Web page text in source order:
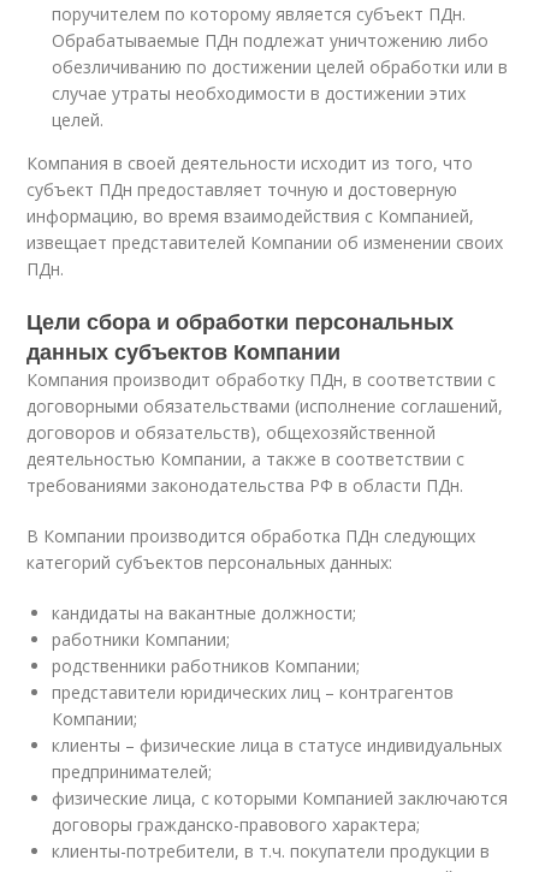
поручителем по которому является субъект ПДн.
Обрабатываемые ПДн подлежат уничтожению либо
обезличиванию по достижении целей обработки или в
случае утраты необходимости в достижении этих
целей.
Компания в своей деятельности исходит из того, что
субъект ПДн предоставляет точную и достоверную
информацию, во время взаимодействия с Компанией,
извещает представителей Компании об изменении своих
ПДн.
Цели сбора и обработки персональных
данных субъектов Компании
Компания производит обработку ПДн, в соответствии с
договорными обязательствами (исполнение соглашений,
договоров и обязательств), общехозяйственной
деятельностью Компании, а также в соответствии с
требованиями законодательства РФ в области ПДн.
В Компании производится обработка ПДн следующих
категорий субъектов персональных данных:
кандидаты на вакантные должности;
работники Компании;
родственники работников Компании;
представители юридических лиц – контрагентов
Компании;
клиенты – физические лица в статусе индивидуальных
предпринимателей;
физические лица, с которыми Компанией заключаются
договоры гражданско-правового характера;
клиенты-потребители, в т.ч. покупатели продукции в